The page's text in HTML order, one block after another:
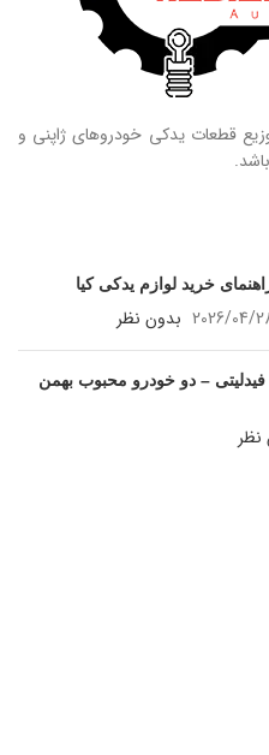
قطعات یدکی خودروهای ژاپنی و
خرید لوازم یدکی کیا
2026/04/ بدون نظر
دیگنیتی با فیدلیتی – دو خودرو
2023/